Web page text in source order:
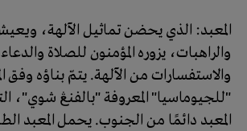
المعبد: الذي يحضن تماثيل الآلهة،
والراهبات، يزوره المؤمنون للصلاة
والاستفسارات من الآلهة. يتمّ بناؤه وفق
"للجيوماسيا" المعروفة "بالفنڠ شوي"،
المعبد دائمًا من الجنوب. يحمل المعبد